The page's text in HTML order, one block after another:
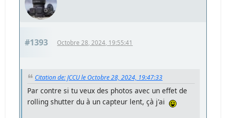
#1393 Octobre 28, 2024, 19:55:41
Citation de: JCCU le Octobre 28, 2024, 19:47:33
Par contre si tu veux des photos avec un effet de
rolling shutter du à un capteur lent, çà j'ai